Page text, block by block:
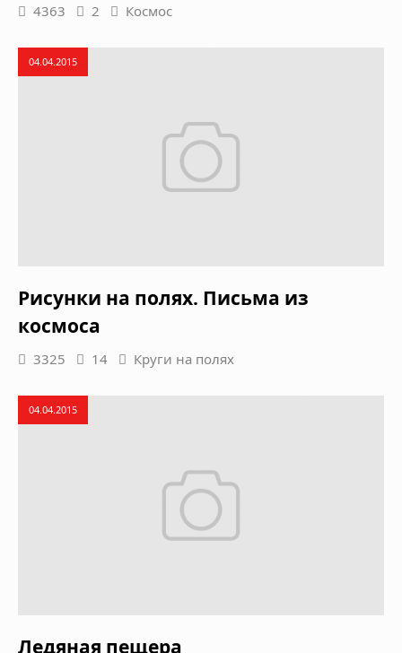
4363 2 Космос
04.04.2015
Рисунки на полях. Письма из
космоса
3325 14 Круги на полях
04.04.2015
Ледяная пещера